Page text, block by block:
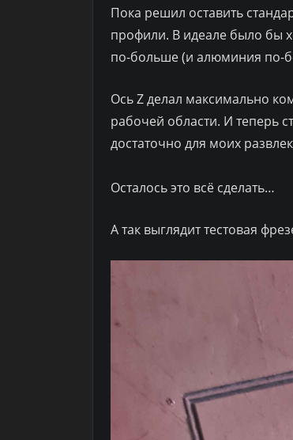
Пока решил оставить
профили. В идеале было бы
по-больше (и алюминия по-
Ось Z делал максимально
рабочей области. И теперь
достаточно для моих
Осталось это всё сделать…
А так выглядит тестовая